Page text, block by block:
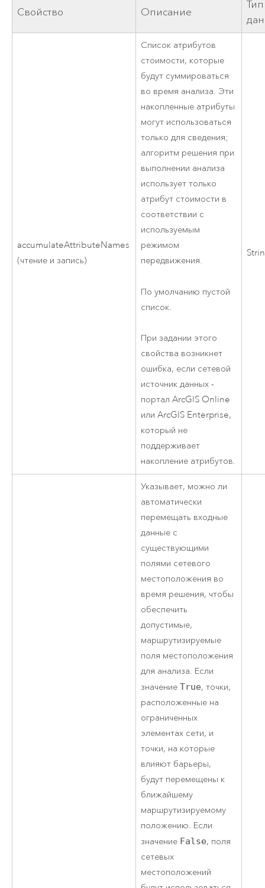
Свойство Описание
Тип
accumulateAttributeNames
(чтение и запись)
Список атрибутов
стоимости, которые
будут суммироваться
во время анализа. Эти
накопленные атрибуты
могут использоваться
только для сведения;
алгоритм решения при
выполнении анализа
использует только
атрибут стоимости в
соответствии с
используемым
режимом
передвижения.
По умолчанию пустой
список.
При задании этого
свойства возникнет
ошибка, если сетевой
источник данных -
порталArcGIS Online
илиArcGIS Enterprise,
который не
поддерживает
накопление атрибутов.
Указывает, можно ли
автоматически
перемещать входные
данные с
существующими
полями сетевого
местоположения во
время решения, чтобы
обеспечить
допустимые,
маршрутизируемые
поля местоположения
для анализа. Если
значениеTrue, точки,
расположенные на
ограниченных
элементах сети, и
точки, на которые
влияют барьеры,
будут перемещены к
ближайшему
маршрутизируемому
положению. Если
значение False, поля
сетевых
местоположений